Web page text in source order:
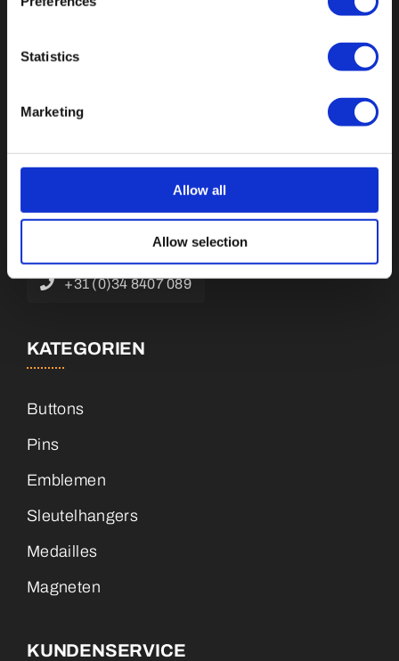
Statistics
Marketing
Allow all
Allow selection
Botnische Golf 9a, 3446 CN Woerden,
info@vianenonline.nl
+31 (0)34 8407 089
KATEGORIEN
Buttons
Pins
Emblemen
Sleutelhangers
Medailles
Magneten
KUNDENSERVICE